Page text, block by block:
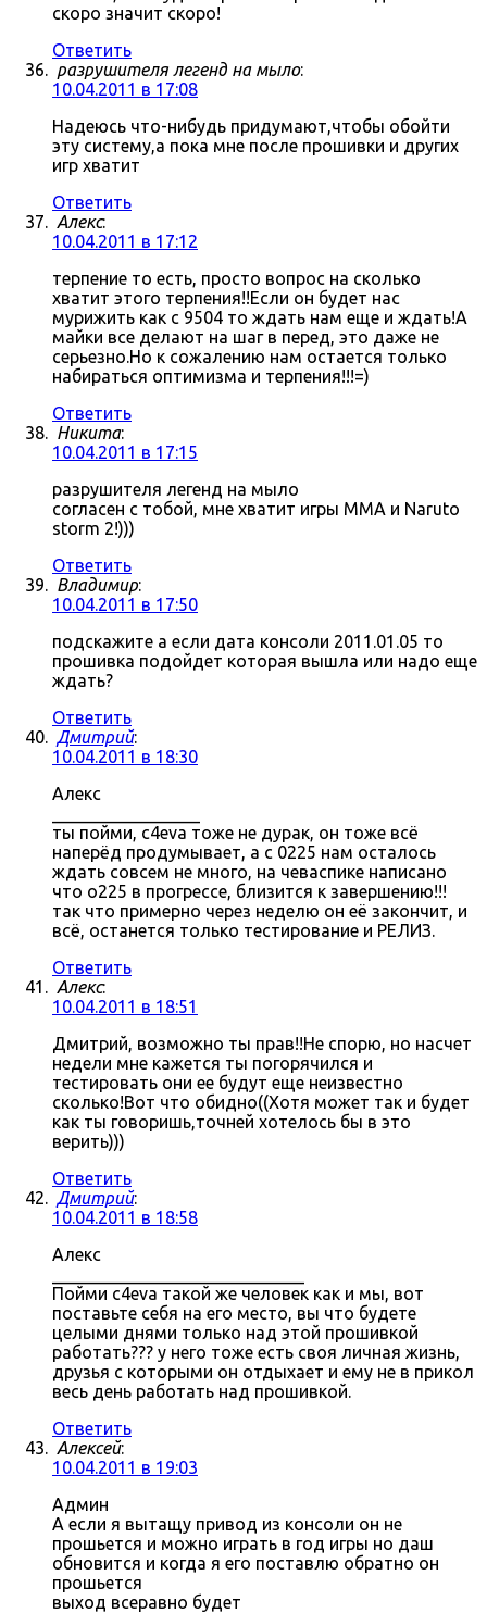
скоро значит скоро!
Ответить
разрушителя легенд на мыло:
10.04.2011 в 17:08
Надеюсь что-нибудь придумают,чтобы обойти
эту систему,а пока мне после прошивки и других
игр хватит
Ответить
Алекс:
10.04.2011 в 17:12
терпение то есть, просто вопрос на сколько
хватит этого терпения!!Если он будет нас
мурижить как с 9504 то ждать нам еще и ждать!А
майки все делают на шаг в перед, это даже не
серьезно.Но к сожалению нам остается только
набираться оптимизма и терпения!!!=)
Ответить
Никита:
10.04.2011 в 17:15
разрушителя легенд на мыло
согласен с тобой, мне хватит игры MMA и Naruto
storm 2!)))
Ответить
Владимир:
10.04.2011 в 17:50
подскажите а если дата консоли 2011.01.05 то
прошивка подойдет которая вышла или надо еще
ждать?
Ответить
Дмитрий:
10.04.2011 в 18:30
Алекс
ты пойми, c4eva тоже не дурак, он тоже всё
наперёд продумывает, а с 0225 нам осталось
ждать совсем не много, на чеваспике написано
что о225 в прогрессе, близится к завершению!!!
так что примерно через неделю он её закончит, и
всё, останется только тестирование и РЕЛИЗ.
Ответить
Алекс:
10.04.2011 в 18:51
Дмитрий, возможно ты прав!!Не спорю, но насчет
недели мне кажется ты погорячился и
тестировать они ее будут еще неизвестно
сколько!Вот что обидно((Хотя может так и будет
как ты говоришь,точней хотелось бы в это
верить)))
Ответить
Дмитрий:
10.04.2011 в 18:58
Алекс
Пойми c4eva такой же человек как и мы, вот
поставьте себя на его место, вы что будете
целыми днями только над этой прошивкой
работать??? у него тоже есть своя личная жизнь,
друзья с которыми он отдыхает и ему не в прикол
весь день работать над прошивкой.
Ответить
Алексей:
10.04.2011 в 19:03
Админ
А если я вытащу привод из консоли он не
прошьется и можно играть в год игры но даш
обновится и когда я его поставлю обратно он
прошьется
выход всеравно будет